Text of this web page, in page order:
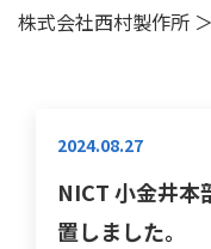
株式会社西村製作所 ＞
2024.08.27
NICT 小金井本
置しました。